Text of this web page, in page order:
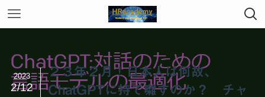
２３年２月！日本人は何故、
ChatGPTに持て囃すのか？ チャ
2023
2/12